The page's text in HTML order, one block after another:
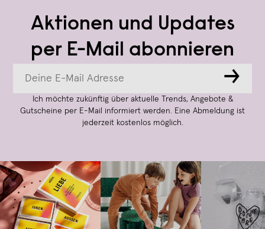
Aktionen und Updates
per E-Mail abonnieren
→
Ich möchte zukünftig über aktuelle Trends, Angebote &
Gutscheine per E-Mail informiert werden. Eine Abmeldung ist
jederzeit kostenlos möglich.